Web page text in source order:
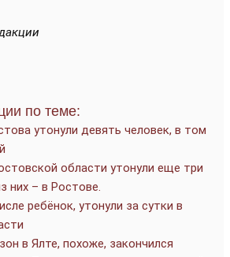
по теме:
утонули девять человек, в том
области утонули еще три
них – в Ростове.
ребёнок, утонули за сутки в
в Ялте, похоже, закончился